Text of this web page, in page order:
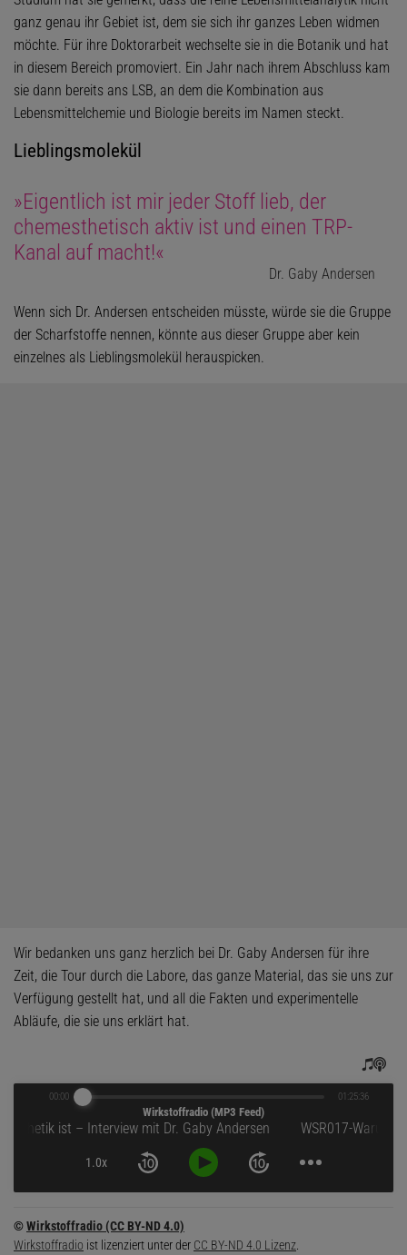
ganz genau ihr Gebiet ist, dem sie sich ihr ganzes Leben widmen
möchte. Für ihre Doktorarbeit wechselte sie in die Botanik und hat
in diesem Bereich promoviert. Ein Jahr nach ihrem Abschluss kam
sie dann bereits ans LSB, an dem die Kombination aus
Lebensmittelchemie und Biologie bereits im Namen steckt.
Lieblingsmolekül
»Eigentlich ist mir jeder Stoff lieb, der
chemesthetisch aktiv ist und einen TRP-
Kanal auf macht!«
Dr. Gaby Andersen
Wenn sich Dr. Andersen entscheiden müsste, würde sie die Gruppe
der Scharfstoffe nennen, könnte aus dieser Gruppe aber kein
einzelnes als Lieblingsmolekül herauspicken.
Wir bedanken uns ganz herzlich bei Dr. Gaby Andersen für ihre
Zeit, die Tour durch die Labore, das ganze Material, das sie uns zur
Verfügung gestellt hat, und all die Fakten und experimentelle
Abläufe, die sie uns erklärt hat.
Wirkstoffradio (MP3 Feed)
Interview mit Dr. Gaby Andersen
1.0x
00:00 01:25:36
©Wirkstoffradio (CC BY-ND 4.0)
Wirkstoffradio ist lizenziert unter der CC BY-ND 4.0 Lizenz